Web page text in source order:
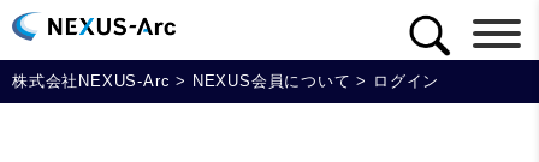
株式会社NEXUS-Arc > NEXUS会員について > ログイン